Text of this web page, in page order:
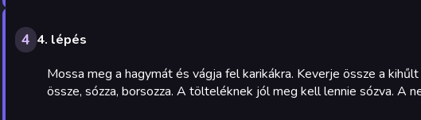
4 4. lépés
Mossa meg a hagymát és vágja fel karikákra. Keverje össze a
össze, sózza, borsozza. A tölteléknek jól meg kell lennie sózva. A